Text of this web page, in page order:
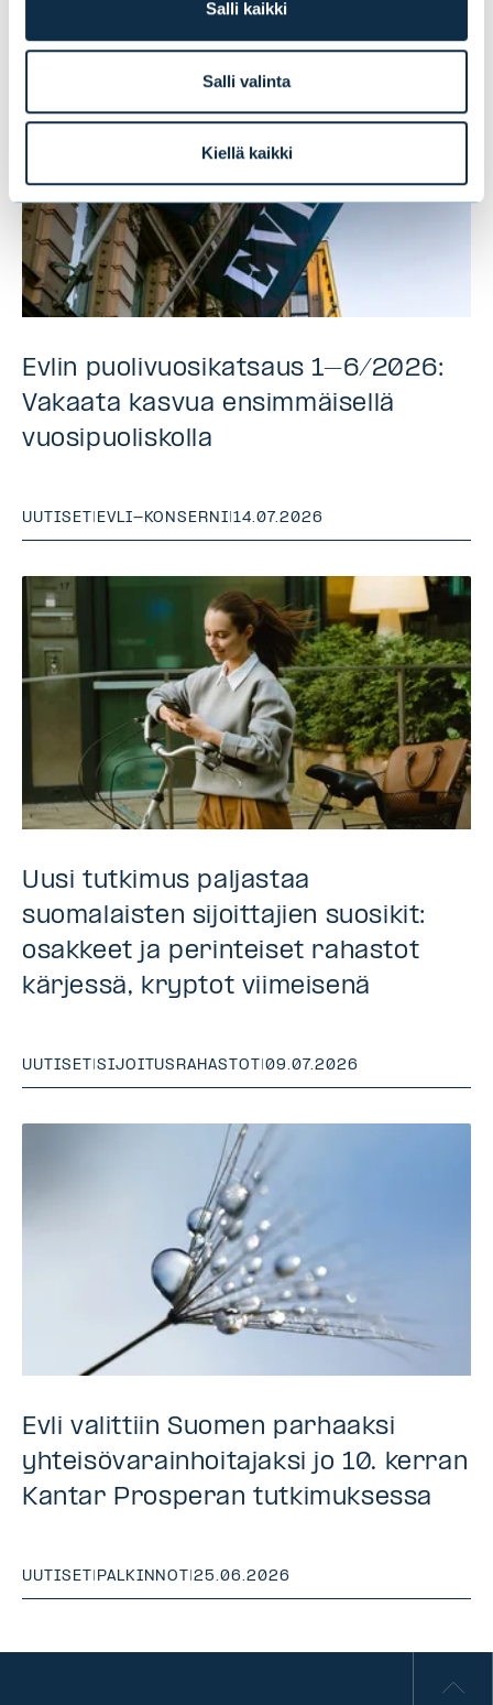
Salli kaikki
Salli valinta
Kiellä kaikki
Evlin puolivuosikatsaus 1–6/2026:
Vakaata kasvua ensimmäisellä
vuosipuoliskolla
UUTISET | EVLI-KONSERNI|14.07.2026
Uusi tutkimus paljastaa
suomalaisten sijoittajien suosikit:
osakkeet ja perinteiset rahastot
kärjessä, kryptot viimeisenä
UUTISET SIJOITUSRAHASTOT |09.07.2026
Evli valittiin Suomen parhaaksi
yhteisövarainhoitajaksi jo 10. kerran
Kantar Prosperan tutkimuksessa
UUTISET | PALKINNOT |25.06.2026